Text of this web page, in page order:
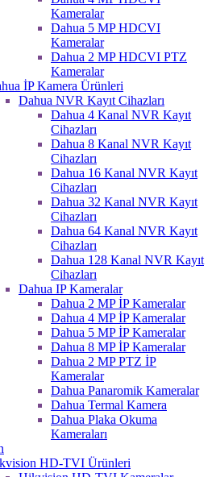
Kameralar
Dahua 5 MP HDCVI
Kameralar
Dahua 2 MP HDCVI PTZ
Kameralar
İP Kamera Ürünleri
Dahua NVR Kayıt Cihazları
Dahua 4 Kanal NVR Kayıt
Cihazları
Dahua 8 Kanal NVR Kayıt
Cihazları
Dahua 16 Kanal NVR Kayıt
Cihazları
Dahua 32 Kanal NVR Kayıt
Cihazları
Dahua 64 Kanal NVR Kayıt
Cihazları
Dahua 128 Kanal NVR Kayıt
Cihazları
Dahua IP Kameralar
Dahua 2 MP İP Kameralar
Dahua 4 MP İP Kameralar
Dahua 5 MP İP Kameralar
Dahua 8 MP İP Kameralar
Dahua 2 MP PTZ İP
Kameralar
Dahua Panaromik Kameralar
Dahua Termal Kamera
Dahua Plaka Okuma
Kameraları
HD-TVI Ürünleri